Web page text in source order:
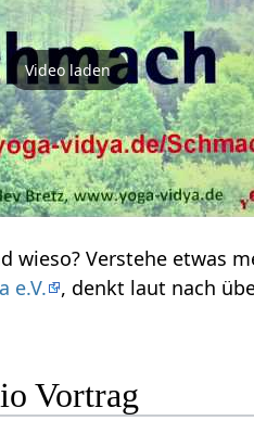
Video laden
e.V.
Audio Vortrag